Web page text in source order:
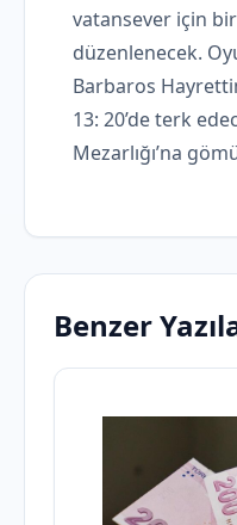
vatansever için
düzenlenecek.
Barbaros
13: 20’de terk
Mezarlığı’na
Benzer